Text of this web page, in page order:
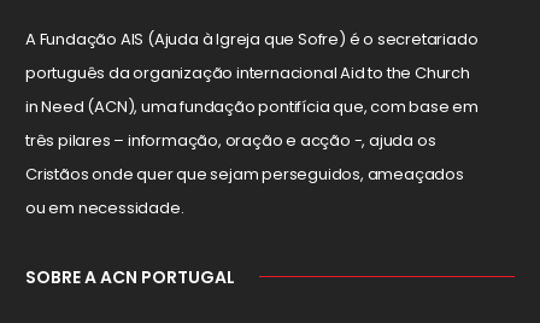
A Fundação AIS (Ajuda à Igreja que Sofre) é o secretariado
português da organização internacional Aid to the Church
in Need (ACN), uma fundação pontifícia que, com base em
três pilares – informação, oração e acção -, ajuda os
Cristãos onde quer que sejam perseguidos, ameaçados
ou em necessidade.
SOBRE A ACN PORTUGAL